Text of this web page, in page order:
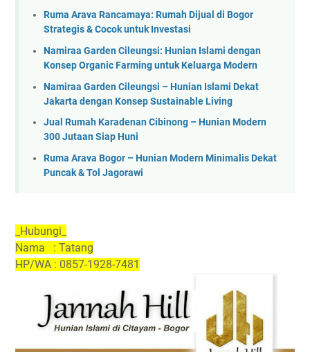
Ruma Arava Rancamaya: Rumah Dijual di Bogor
Strategis & Cocok untuk Investasi
Namiraa Garden Cileungsi: Hunian Islami dengan
Konsep Organic Farming untuk Keluarga Modern
Namiraa Garden Cileungsi – Hunian Islami Dekat
Jakarta dengan Konsep Sustainable Living
Jual Rumah Karadenan Cibinong – Hunian Modern
300 Jutaan Siap Huni
Ruma Arava Bogor – Hunian Modern Minimalis Dekat
Puncak & Tol Jagorawi
_Hubungi_
Nama : Tatang
HP/WA : 0857-1928-7481